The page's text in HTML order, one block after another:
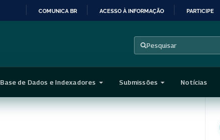
CONTEÚDO
COMUNICA BR ACESSO À INFORMAÇÃO PARTICIPE
Pesquisar
Base de Dados e Indexadores Submissões Notícias